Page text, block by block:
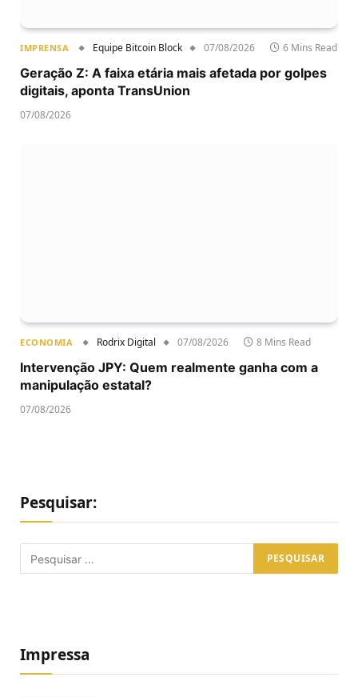
IMPRENSA Equipe Bitcoin Block 07/08/2026 6 Mins Read
Geração Z: A faixa etária mais afetada por golpes
digitais, aponta TransUnion
07/08/2026
ECONOMIA Rodrix Digital 07/08/2026 8 Mins Read
Intervenção JPY: Quem realmente ganha com a
manipulação estatal?
07/08/2026
Pesquisar:
Impressa